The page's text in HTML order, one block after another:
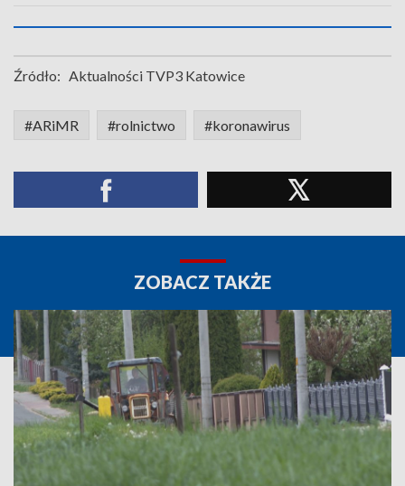
Źródło: Aktualności TVP3 Katowice
#ARiMR #rolnictwo #koronawirus
ZOBACZ TAKŻE